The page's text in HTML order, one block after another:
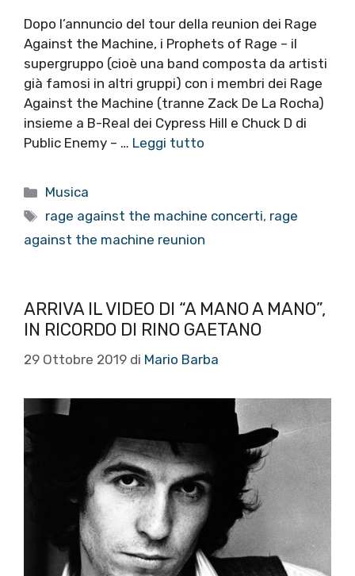
Dopo l’annuncio del tour della reunion dei Rage
Against the Machine, i Prophets of Rage – il
supergruppo (cioè una band composta da artisti
già famosi in altri gruppi) con i membri dei Rage
Against the Machine (tranne Zack De La Rocha)
insieme a B-Real dei Cypress Hill e Chuck D di
Public Enemy – … Leggi tutto
Categorie
Musica
Tag
rage against the machine concerti, rage
against the machine reunion
ARRIVA IL VIDEO DI “A MANO A MANO”,
IN RICORDO DI RINO GAETANO
29 Ottobre 2019 di Mario Barba